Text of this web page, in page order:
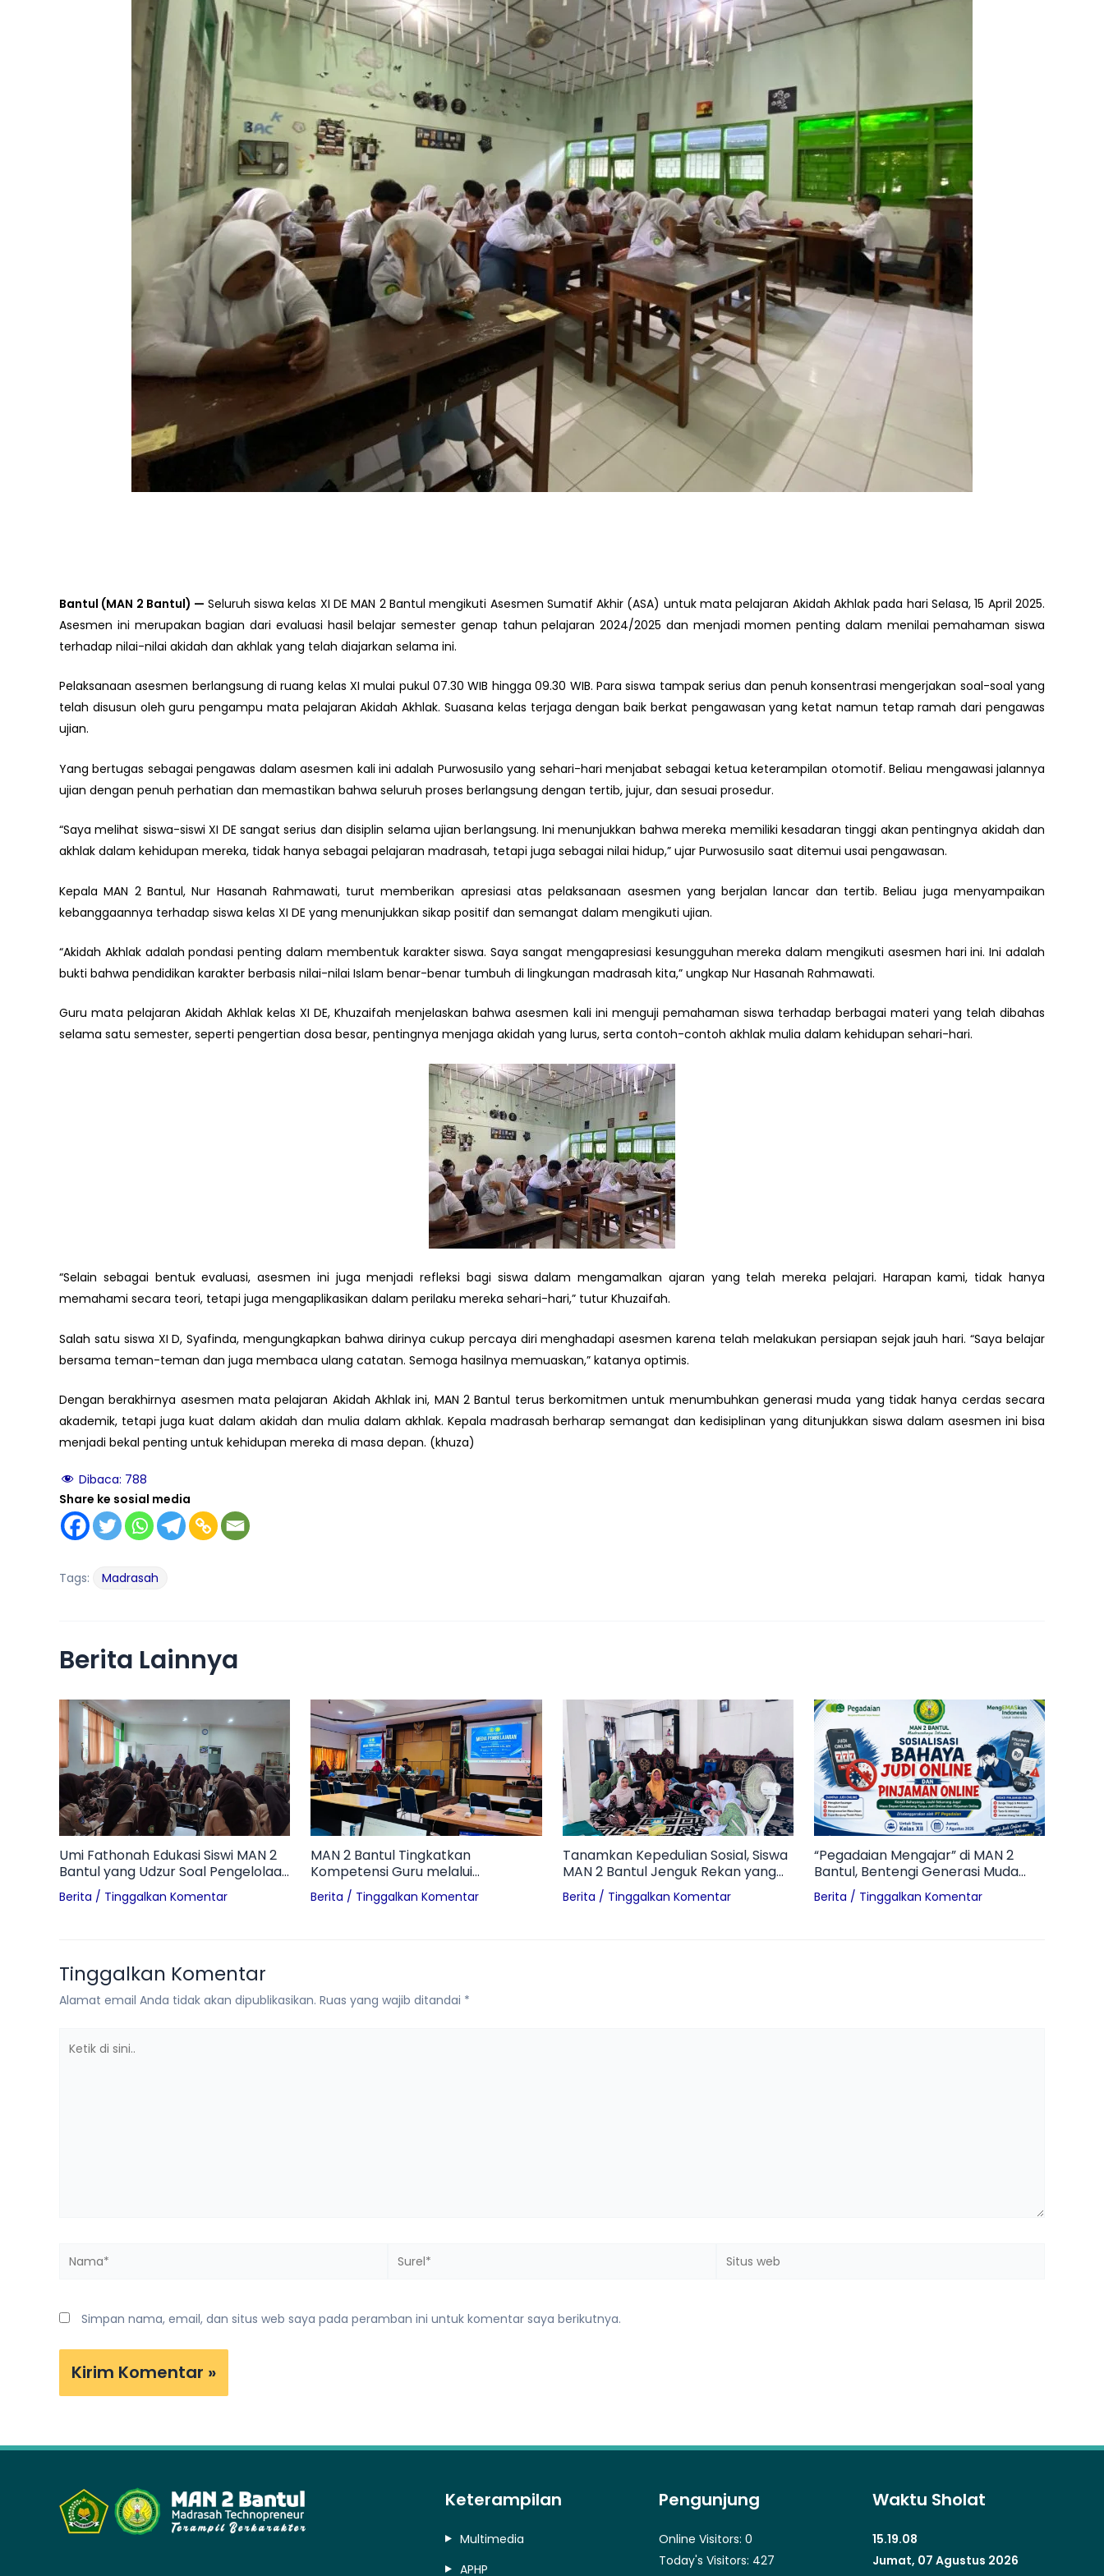
Bantul (MAN 2 Bantul) — Seluruh siswa kelas XI DE MAN 2 Bantul mengikuti Asesmen Sumatif Akhir (ASA) untuk mata pelajaran Akidah Akhlak pada hari Selasa, 15 April 2025.
Asesmen ini merupakan bagian dari evaluasi hasil belajar semester genap tahun pelajaran 2024/2025 dan menjadi momen penting dalam menilai pemahaman siswa
terhadap nilai-nilai akidah dan akhlak yang telah diajarkan selama ini.
Pelaksanaan asesmen berlangsung di ruang kelas XI mulai pukul 07.30 WIB hingga 09.30 WIB. Para siswa tampak serius dan penuh konsentrasi mengerjakan soal-soal yang
telah disusun oleh guru pengampu mata pelajaran Akidah Akhlak. Suasana kelas terjaga dengan baik berkat pengawasan yang ketat namun tetap ramah dari pengawas
ujian.
Yang bertugas sebagai pengawas dalam asesmen kali ini adalah Purwosusilo yang sehari-hari menjabat sebagai ketua keterampilan otomotif. Beliau mengawasi jalannya
ujian dengan penuh perhatian dan memastikan bahwa seluruh proses berlangsung dengan tertib, jujur, dan sesuai prosedur.
“Saya melihat siswa-siswi XI DE sangat serius dan disiplin selama ujian berlangsung. Ini menunjukkan bahwa mereka memiliki kesadaran tinggi akan pentingnya akidah dan
akhlak dalam kehidupan mereka, tidak hanya sebagai pelajaran madrasah, tetapi juga sebagai nilai hidup,” ujar Purwosusilo saat ditemui usai pengawasan.
Kepala MAN 2 Bantul, Nur Hasanah Rahmawati, turut memberikan apresiasi atas pelaksanaan asesmen yang berjalan lancar dan tertib. Beliau juga menyampaikan
kebanggaannya terhadap siswa kelas XI DE yang menunjukkan sikap positif dan semangat dalam mengikuti ujian.
“Akidah Akhlak adalah pondasi penting dalam membentuk karakter siswa. Saya sangat mengapresiasi kesungguhan mereka dalam mengikuti asesmen hari ini. Ini adalah
bukti bahwa pendidikan karakter berbasis nilai-nilai Islam benar-benar tumbuh di lingkungan madrasah kita,” ungkap Nur Hasanah Rahmawati.
Guru mata pelajaran Akidah Akhlak kelas XI DE, Khuzaifah menjelaskan bahwa asesmen kali ini menguji pemahaman siswa terhadap berbagai materi yang telah dibahas
selama satu semester, seperti pengertian dosa besar, pentingnya menjaga akidah yang lurus, serta contoh-contoh akhlak mulia dalam kehidupan sehari-hari.
“Selain sebagai bentuk evaluasi, asesmen ini juga menjadi refleksi bagi siswa dalam mengamalkan ajaran yang telah mereka pelajari. Harapan kami, tidak hanya
memahami secara teori, tetapi juga mengaplikasikan dalam perilaku mereka sehari-hari,” tutur Khuzaifah.
Salah satu siswa XI D, Syafinda, mengungkapkan bahwa dirinya cukup percaya diri menghadapi asesmen karena telah melakukan persiapan sejak jauh hari. “Saya belajar
bersama teman-teman dan juga membaca ulang catatan. Semoga hasilnya memuaskan,” katanya optimis.
Dengan berakhirnya asesmen mata pelajaran Akidah Akhlak ini, MAN 2 Bantul terus berkomitmen untuk menumbuhkan generasi muda yang tidak hanya cerdas secara
akademik, tetapi juga kuat dalam akidah dan mulia dalam akhlak. Kepala madrasah berharap semangat dan kedisiplinan yang ditunjukkan siswa dalam asesmen ini bisa
menjadi bekal penting untuk kehidupan mereka di masa depan. (khuza)
Dibaca: 788
Share ke sosial media
Tags: Madrasah
Berita Lainnya
Umi Fathonah Edukasi Siswi MAN 2
Bantul yang Udzur Soal Pengelolaan
Sampah Pembalut di Ruang
Otomotif
Berita / Tinggalkan Komentar
MAN 2 Bantul Tingkatkan
Kompetensi Guru melalui
Workshop Media Pembelajaran
Inovatif di Era Digital
Berita / Tinggalkan Komentar
Tanamkan Kepedulian Sosial, Siswa
MAN 2 Bantul Jenguk Rekan yang
Alami Kecelakaan
Berita / Tinggalkan Komentar
“Pegadaian Mengajar” di MAN 2
Bantul, Bentengi Generasi Muda
dari Bahaya Pinjol dan Judol
Berita / Tinggalkan Komentar
Tinggalkan Komentar
Alamat email Anda tidak akan dipublikasikan. Ruas yang wajib ditandai *
Nama* Surel*
Situs
Simpan nama, email, dan situs web saya pada peramban ini untuk komentar saya berikutnya.
Keterampilan
Multimedia
APHP
Pengunjung
Online Visitors: 0
Today's Visitors: 427
Waktu Sholat
15.19.10
Jumat, 07 Agustus 2026